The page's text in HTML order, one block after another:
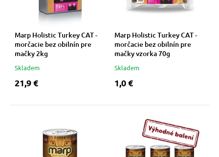
Marp Holistic Turkey CAT -
morčacie bez obilnín pre
mačky 2kg
Skladem
21,9 €
Marp Holistic Turkey CAT -
morčacie bez obilnín pre
mačky vzorka 70g
Skladem
1,0 €